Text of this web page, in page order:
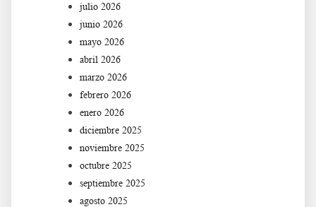
julio 2026
junio 2026
mayo 2026
abril 2026
marzo 2026
febrero 2026
enero 2026
diciembre 2025
noviembre 2025
octubre 2025
septiembre 2025
agosto 2025